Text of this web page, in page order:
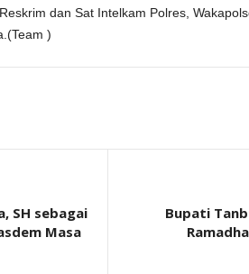
dan Sat Intelkam Polres,
)
SH sebagai
Masa
Bupati